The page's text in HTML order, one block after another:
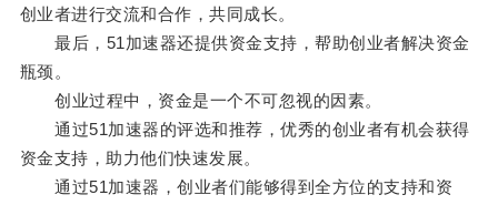
创业者进行交流和合作，共同成长。
最后，51加速器还提供资金支持，帮助创业者解决资金
瓶颈。
创业过程中，资金是一个不可忽视的因素。
通过51加速器的评选和推荐，优秀的创业者有机会获得
资金支持，助力他们快速发展。
通过51加速器，创业者们能够得到全方位的支持和资